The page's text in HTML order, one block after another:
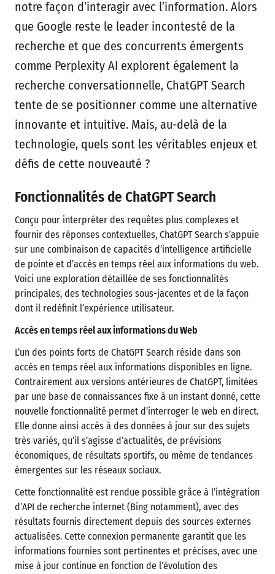
notre façon d’interagir avec l’information. Alors
que Google reste le leader incontesté de la
recherche et que des concurrents émergents
comme Perplexity AI explorent également la
recherche conversationnelle, ChatGPT Search
tente de se positionner comme une alternative
innovante et intuitive. Mais, au-delà de la
technologie, quels sont les véritables enjeux et
défis de cette nouveauté ?
Fonctionnalités de ChatGPT Search
Conçu pour interpréter des requêtes plus complexes et
fournir des réponses contextuelles, ChatGPT Search s’appuie
sur une combinaison de capacités d’intelligence artificielle
de pointe et d’accès en temps réel aux informations du web.
Voici une exploration détaillée de ses fonctionnalités
principales, des technologies sous-jacentes et de la façon
dont il redéfinit l’expérience utilisateur.
Accès en temps réel aux informations du Web
L’un des points forts de ChatGPT Search réside dans son
accès en temps réel aux informations disponibles en ligne.
Contrairement aux versions antérieures de ChatGPT, limitées
par une base de connaissances fixe à un instant donné, cette
nouvelle fonctionnalité permet d’interroger le web en direct.
Elle donne ainsi accès à des données à jour sur des sujets
très variés, qu’il s’agisse d’actualités, de prévisions
économiques, de résultats sportifs, ou même de tendances
émergentes sur les réseaux sociaux.
Cette fonctionnalité est rendue possible grâce à l’intégration
d’API de recherche internet (Bing notamment), avec des
résultats fournis directement depuis des sources externes
actualisées. Cette connexion permanente garantit que les
informations fournies sont pertinentes et précises, avec une
mise à jour continue en fonction de l’évolution des